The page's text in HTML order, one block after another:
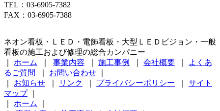
TEL：03-6905-7382
FAX：03-6905-7388
ネオン看板・ＬＥＤ・電飾看板・大型ＬＥＤビジョン・一般
看板の施工および修理の総合カンパニー
ホーム 事業内容 施工事例 会社概要
よくあ
るご質問
お問い合わせ
お知らせ リンク プライバシーポリシー
サイト
マップ｜
ホーム